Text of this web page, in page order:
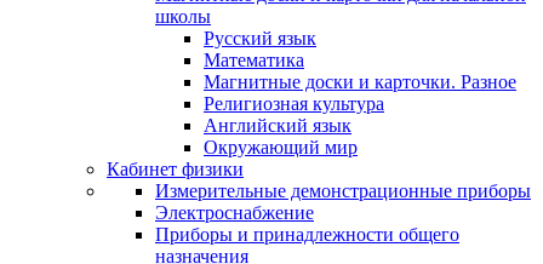
школы
Русский язык
Математика
Магнитные доски и карточки. Разное
Религиозная культура
Английский язык
Окружающий мир
Кабинет физики
Измерительные демонстрационные приборы
Электроснабжение
Приборы и принадлежности общего
назначения